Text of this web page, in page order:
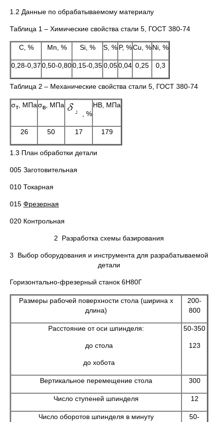
1.2 Данные по обрабатываемому материалу
Таблица 1 – Химические свойства стали 5, ГОСТ 380-74
С, % Mn, % Si, % S, % P, %Cu, %Ni, %
0,28-0,370,50-0,800,15-0,350,050,04 0,25 0,3
Таблица 2 – Механические свойства стали 5, ГОСТ 380-74
σт, МПаσв , МПа
, %
НВ, МПа
26 50 17 179
1.3 План обработки детали
005 Заготовительная
010 Токарная
015 Фрезерная
020 Контрольная
2 Разработка схемы базирования
3 Выбор оборудования и инструмента для разрабатываемой
детали
Горизонтально-фрезерный станок 6Н80Г
Размеры рабочей поверхности стола (ширина х
длина)
200-
800
Расстояние от оси шпинделя:
до стола
до хобота
50-350
123
Вертикальное перемещение стола 300
Число ступеней шпинделя 12
Число оборотов шпинделя в минуту
50-